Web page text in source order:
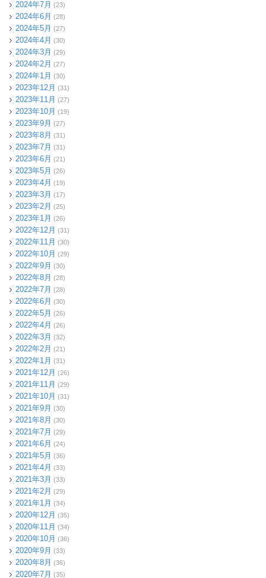
2024年7月 (23)
2024年6月 (28)
2024年5月 (27)
2024年4月 (30)
2024年3月 (29)
2024年2月 (27)
2024年1月 (30)
2023年12月 (31)
2023年11月 (27)
2023年10月 (19)
2023年9月 (27)
2023年8月 (31)
2023年7月 (31)
2023年6月 (21)
2023年5月 (26)
2023年4月 (19)
2023年3月 (17)
2023年2月 (25)
2023年1月 (26)
2022年12月 (31)
2022年11月 (30)
2022年10月 (29)
2022年9月 (30)
2022年8月 (28)
2022年7月 (28)
2022年6月 (30)
2022年5月 (26)
2022年4月 (26)
2022年3月 (32)
2022年2月 (21)
2022年1月 (31)
2021年12月 (26)
2021年11月 (29)
2021年10月 (31)
2021年9月 (30)
2021年8月 (30)
2021年7月 (29)
2021年6月 (24)
2021年5月 (36)
2021年4月 (33)
2021年3月 (33)
2021年2月 (29)
2021年1月 (34)
2020年12月 (35)
2020年11月 (34)
2020年10月 (36)
2020年9月 (33)
2020年8月 (36)
2020年7月 (35)